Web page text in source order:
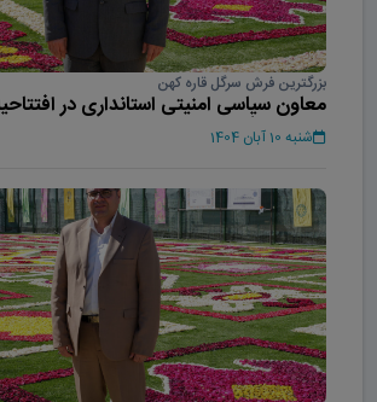
بزرگترین فرش سرگل قاره کهن
معاون سیاسی امنیتی استانداری در
فرش سر گل آسیا
شنبه 10 آبان 1404